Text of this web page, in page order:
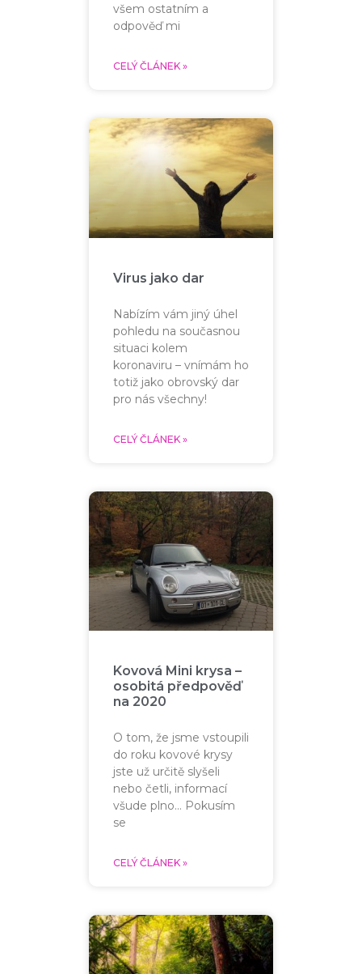
všem ostatním a
odpověď mi
CELÝ ČLÁNEK »
Virus jako dar
Nabízím vám jiný úhel
pohledu na současnou
situaci kolem
koronaviru – vnímám ho
totiž jako obrovský dar
pro nás všechny!
CELÝ ČLÁNEK »
Kovová Mini krysa –
osobitá předpověď
na 2020
O tom, že jsme vstoupili
do roku kovové krysy
jste už určitě slyšeli
nebo četli, informací
všude plno… Pokusím
se
CELÝ ČLÁNEK »